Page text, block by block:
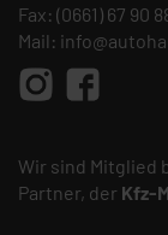
Fax: (0661) 67 90
Mail:
Wir sind Mitglied
Partner, der Kfz-